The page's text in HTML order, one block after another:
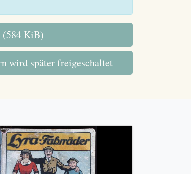
(584 KiB)
wird später freigeschaltet